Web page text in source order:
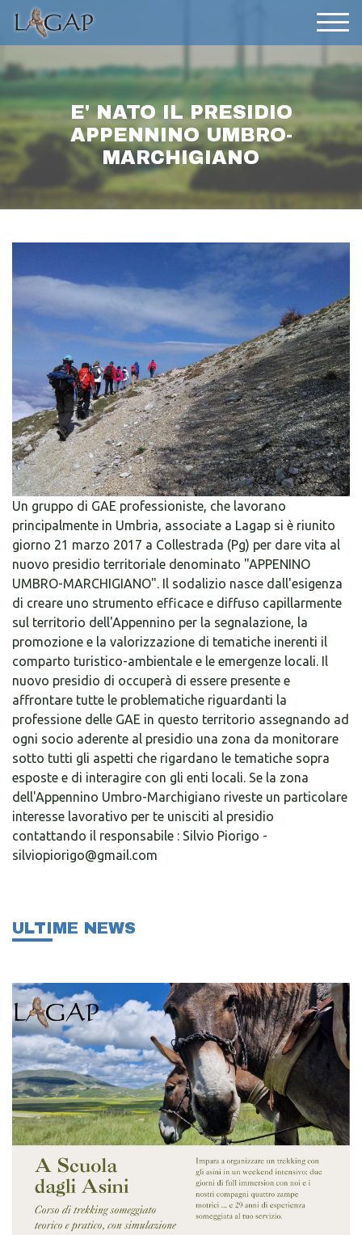
E' NATO IL PRESIDIO
APPENNINO UMBRO-
MARCHIGIANO
Un gruppo di GAE professioniste, che lavorano
principalmente in Umbria, associate a Lagap si è riunito
giorno 21 marzo 2017 a Collestrada (Pg) per dare vita al
nuovo presidio territoriale denominato "APPENINO
UMBRO-MARCHIGIANO". Il sodalizio nasce dall'esigenza
di creare uno strumento efficace e diffuso capillarmente
sul territorio dell'Appennino per la segnalazione, la
promozione e la valorizzazione di tematiche inerenti il
comparto turistico-ambientale e le emergenze locali. Il
nuovo presidio di occuperà di essere presente e
affrontare tutte le problematiche riguardanti la
professione delle GAE in questo territorio assegnando ad
ogni socio aderente al presidio una zona da monitorare
sotto tutti gli aspetti che rigardano le tematiche sopra
esposte e di interagire con gli enti locali. Se la zona
dell'Appennino Umbro-Marchigiano riveste un particolare
interesse lavorativo per te unisciti al presidio
contattando il responsabile : Silvio Piorigo -
silviopiorigo@gmail.com
ULTIME NEWS